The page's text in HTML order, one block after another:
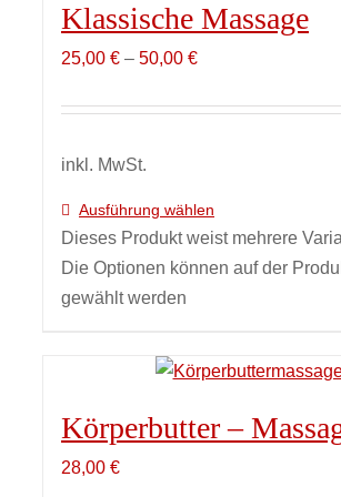
Klassische Massage
25,00 € – 50,00 €
inkl. MwSt.
Ausführung wählen
Dieses Produkt weist mehrere
Die Optionen können auf der
gewählt werden
Körperbutter –
28,00 €